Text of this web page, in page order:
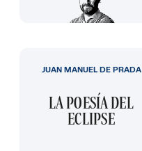
LA POESÍA DEL
ECLIPSE
JUAN MANUEL DE PRADA